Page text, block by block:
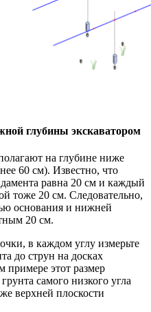
глубины экскаватором
на глубине ниже
60 см). Известно, что
равна 20 см и каждый
тоже 20 см. Следовательно,
основания и нижней
20 см.
в каждом углу измерьте
до струн на досках
этот размер
самого низкого угла
верхней плоскости